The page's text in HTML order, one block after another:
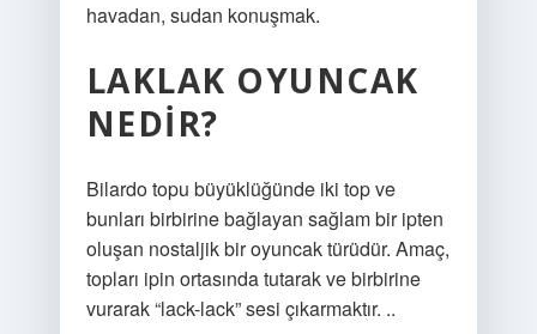
havadan, sudan konuşmak.
LAKLAK OYUNCAK
NEDIR?
Bilardo topu büyüklüğünde iki top ve
bunları birbirine bağlayan sağlam bir ipten
oluşan nostaljik bir oyuncak türüdür. Amaç,
topları ipin ortasında tutarak ve birbirine
vurarak “lack-lack” sesi çıkarmaktır. ..